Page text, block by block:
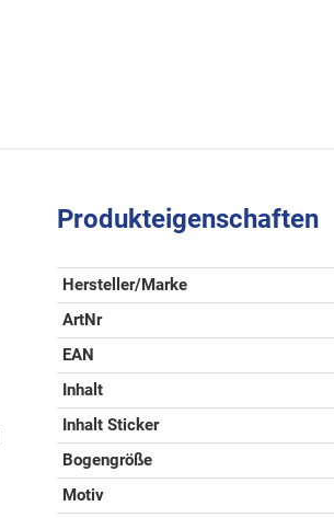
Produkteigenschaften
Hersteller/Marke
ArtNr
EAN
Inhalt
Inhalt Sticker
Bogengröße
Motiv